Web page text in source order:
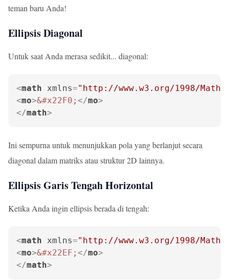
teman baru Anda!
Ellipsis Diagonal
Untuk saat Anda merasa sedikit... diagonal:
<math xmlns="http://www.w3.org/1998/Math/
<mo>&#x22F0; </mo>
</math>
Ini sempurna untuk menunjukkan pola yang berlanjut secara
diagonal dalam matriks atau struktur 2D lainnya.
Ellipsis Garis Tengah Horizontal
Ketika Anda ingin ellipsis berada di tengah:
<math xmlns="http://www.w3.org/1998/Math/
<mo>&#x22EF; </mo>
</math>